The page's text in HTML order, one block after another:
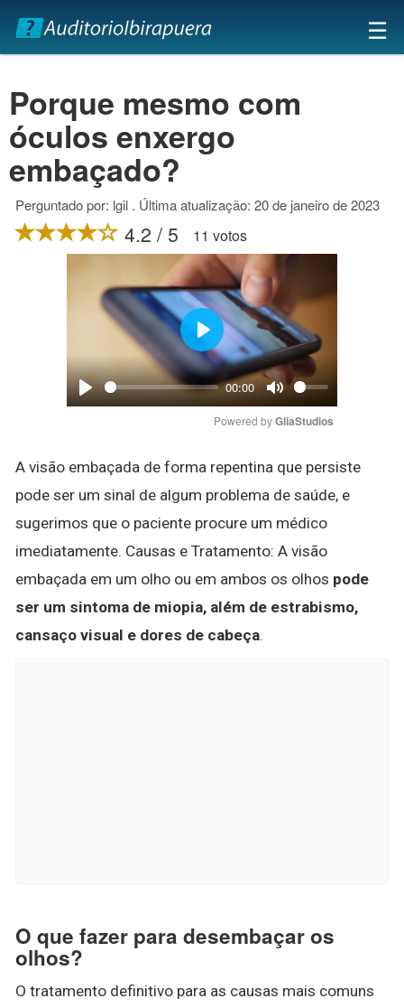
×
☰
Porque mesmo com
óculos enxergo
embaçado?
Perguntado por: lgil . Última atualização: 20 de janeiro de 2023
4.2 / 5 11 votos
Play
00:00
Mute
Play
Powered by GliaStudios
A visão embaçada de forma repentina que persiste
pode ser um sinal de algum problema de saúde, e
sugerimos que o paciente procure um médico
imediatamente. Causas e Tratamento: A visão
embaçada em um olho ou em ambos os olhos pode
ser um sintoma de miopia, além de estrabismo,
cansaço visual e dores de cabeça.
O que fazer para desembaçar os
olhos?
O tratamento definitivo para as causas mais comuns